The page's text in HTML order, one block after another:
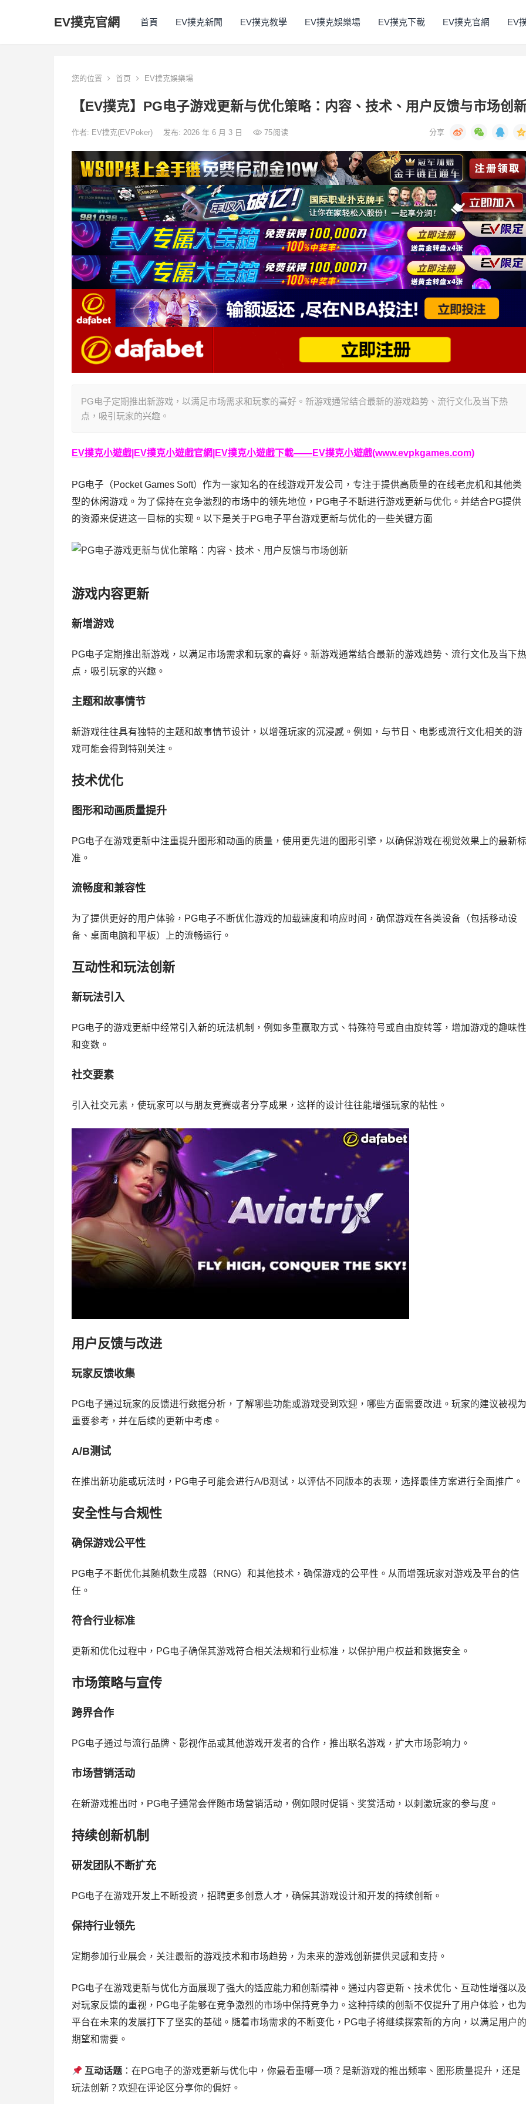
EV撲克官網 首頁 EV撲克新聞 EV撲克教學 EV撲克娛樂場 EV撲克下載 EV撲克官網 EV
您的位置 首页 EV撲克娛樂場
【EV撲克】PG电子游戏更新与优化策略：内容、技术、用户反馈与市场创
作者: EV撲克(EVPoker) 发布: 2026 年 6 月 3 日 75阅读
PG电子定期推出新游戏，以满足市场需求和玩家的喜好。新游戏通常结合最新的游戏趋势、流行文化及当下热
点，吸引玩家的兴趣。
EV撲克小遊戲|EV撲克小遊戲官網|EV撲克小遊戲下載——EV撲克小遊戲(www.evpkgames.com)
PG电子（Pocket Games Soft）作为一家知名的在线游戏开发公司，专注于提供高质量的在线老虎机和其他类
型的休闲游戏。为了保持在竞争激烈的市场中的领先地位，PG电子不断进行游戏更新与优化。并结合PG提供
的资源来促进这一目标的实现。以下是关于PG电子平台游戏更新与优化的一些关键方面
游戏内容更新
新增游戏
PG电子定期推出新游戏，以满足市场需求和玩家的喜好。新游戏通常结合最新的游戏趋势、流行文化及当下热
点，吸引玩家的兴趣。
主题和故事情节
新游戏往往具有独特的主题和故事情节设计，以增强玩家的沉浸感。例如，与节日、电影或流行文化相关的游
戏可能会得到特别关注。
技术优化
图形和动画质量提升
PG电子在游戏更新中注重提升图形和动画的质量，使用更先进的图形引擎，以确保游戏在视觉效果上的最新标
准。
流畅度和兼容性
为了提供更好的用户体验，PG电子不断优化游戏的加载速度和响应时间，确保游戏在各类设备（包括移动设
备、桌面电脑和平板）上的流畅运行。
互动性和玩法创新
新玩法引入
PG电子的游戏更新中经常引入新的玩法机制，例如多重赢取方式、特殊符号或自由旋转等，增加游戏的趣味性
和变数。
社交要素
引入社交元素，使玩家可以与朋友竞赛或者分享成果，这样的设计往往能增强玩家的粘性。
用户反馈与改进
玩家反馈收集
PG电子通过玩家的反馈进行数据分析，了解哪些功能或游戏受到欢迎，哪些方面需要改进。玩家的建议被视为
重要参考，并在后续的更新中考虑。
A/B测试
在推出新功能或玩法时，PG电子可能会进行A/B测试，以评估不同版本的表现，选择最佳方案进行全面推广。
安全性与合规性
确保游戏公平性
PG电子不断优化其随机数生成器（RNG）和其他技术，确保游戏的公平性。从而增强玩家对游戏及平台的信
任。
符合行业标准
更新和优化过程中，PG电子确保其游戏符合相关法规和行业标准，以保护用户权益和数据安全。
市场策略与宣传
跨界合作
PG电子通过与流行品牌、影视作品或其他游戏开发者的合作，推出联名游戏，扩大市场影响力。
市场营销活动
在新游戏推出时，PG电子通常会伴随市场营销活动，例如限时促销、奖赏活动，以刺激玩家的参与度。
持续创新机制
研发团队不断扩充
PG电子在游戏开发上不断投资，招聘更多创意人才，确保其游戏设计和开发的持续创新。
保持行业领先
定期参加行业展会，关注最新的游戏技术和市场趋势，为未来的游戏创新提供灵感和支持。
PG电子在游戏更新与优化方面展现了强大的适应能力和创新精神。通过内容更新、技术优化、互动性增强以及
对玩家反馈的重视，PG电子能够在竞争激烈的市场中保持竞争力。这种持续的创新不仅提升了用户体验，也为
平台在未来的发展打下了坚实的基础。随着市场需求的不断变化，PG电子将继续探索新的方向，以满足用户的
期望和需要。
互动话题：在PG电子的游戏更新与优化中，你最看重哪一项？是新游戏的推出频率、图形质量提升，还是
玩法创新？欢迎在评论区分享你的偏好。